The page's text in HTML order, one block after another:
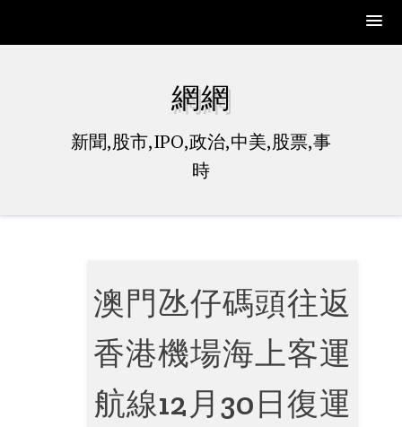
網網
新聞,股市,IPO,政治,中美,股票,事
時
澳門氹仔碼頭往返
香港機場海上客運
航線12月30日復運